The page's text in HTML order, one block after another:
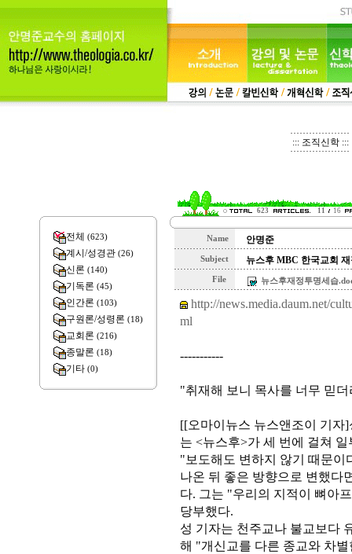
::: 조직신학 :::
623 11 16
전체 (623)
계시/성경관 (26)
신론 (140)
기독론 (45)
인간론 (103)
구원론/성령론 (18)
교회론 (216)
종말론 (18)
기타 (0)
Name 안명준
Subject 뉴스후 MBC 한국교회
File 뉴스후재정투명세습
http://news.media.daum.net/
ml
-----------
"취재해 보니 목사를 너무 믿
[[오마이뉴스 뉴스앤조이 기자
는 <뉴스후>가 세 번에 걸쳐
"보도해도 변하지 않기 때문이
나온 뒤 좋은 방향으로 변했다
다. 그는 "우리의 지적이 뼈아
당부했다.
성 기자는 천주교나 불교보다
해 "개신교를 다른 종교와 차